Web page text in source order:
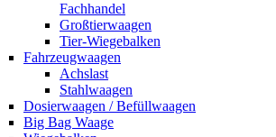
Fachhandel
Großtierwaagen
Tier-Wiegebalken
Fahrzeugwaagen
Achslast
Stahlwaagen
Dosierwaagen / Befüllwaagen
Big Bag Waage